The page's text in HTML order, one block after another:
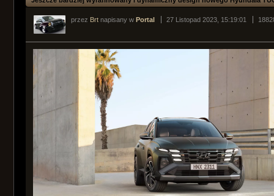
przez Brt napisany w Portal 27 Listopad 2023, 15:19:01